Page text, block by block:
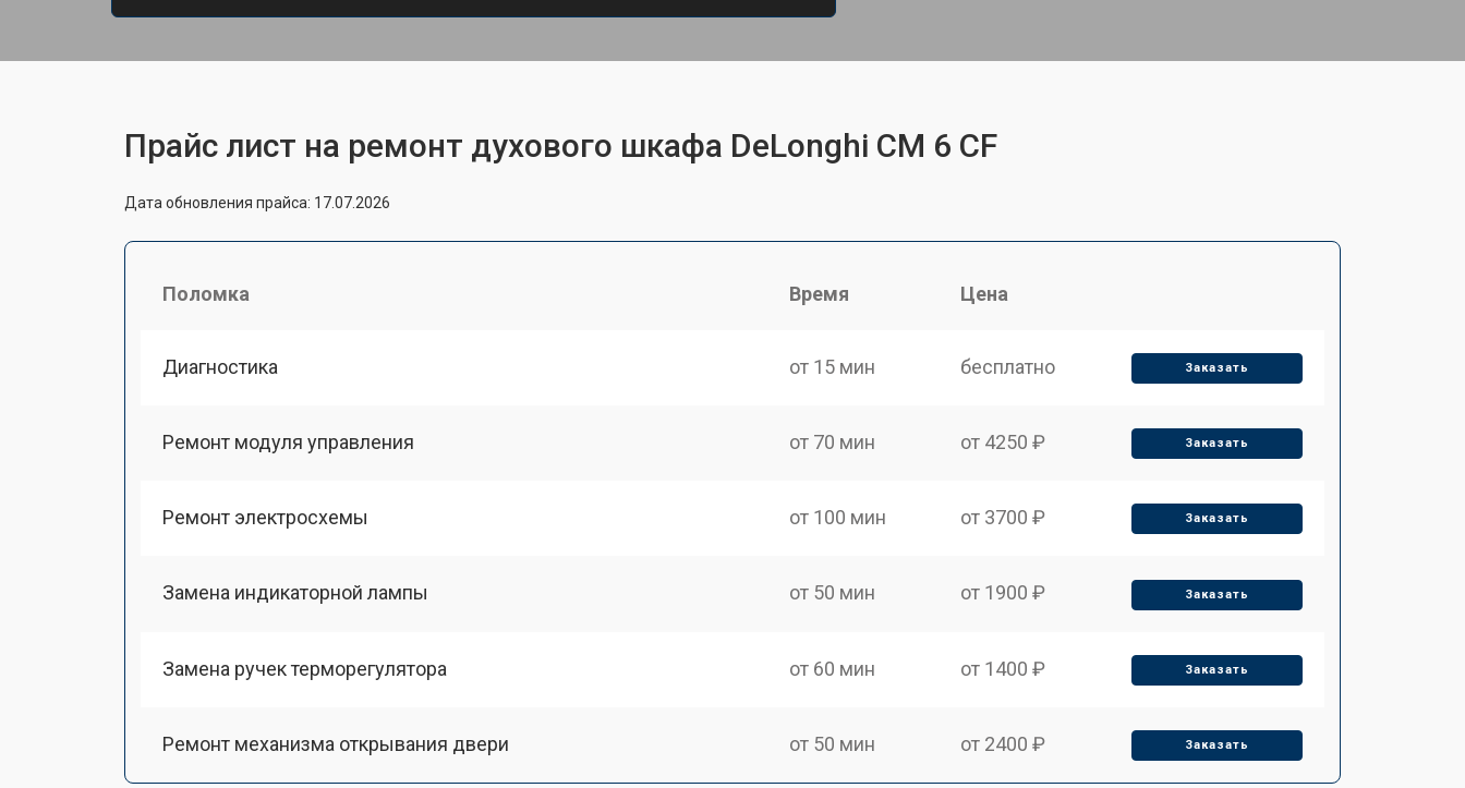
Прайс лист на ремонт духового шкафа DeLonghi CM 6 CF
Дата обновления прайса: 17.07.2026
Поломка Время Цена
Диагностика от 15 мин бесплатно Заказать
Ремонт модуля управления от 70 мин от 4250 ₽ Заказать
Ремонт электросхемы от 100 мин от 3700 ₽ Заказать
Замена индикаторной лампы от 50 мин от 1900 ₽ Заказать
Замена ручек терморегулятора от 60 мин от 1400 ₽ Заказать
Ремонт механизма открывания двери от 50 мин от 2400 ₽ Заказать